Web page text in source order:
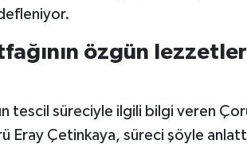
özgün
tescil süreciyle ilgili bilgi veren
Eray Çetinkaya, süreci şöyle